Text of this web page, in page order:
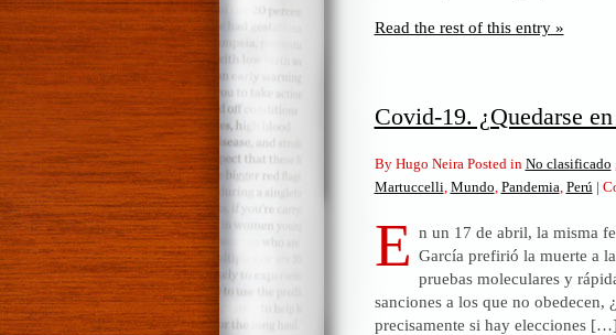
Read the rest of this entry »
Covid-19. ¿Quedarse
By Hugo Neira Posted in No clasificado
Martuccelli Mundo Pandemia Perú |
E n un 17 de abril, la misma
García prefirió la muerte a
pruebas moleculares y
sanciones a los que no obedecen,
precisamente si hay elecciones […]